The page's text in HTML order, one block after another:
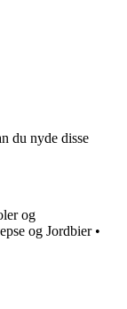
du nyde disse
og
og Jordbier•